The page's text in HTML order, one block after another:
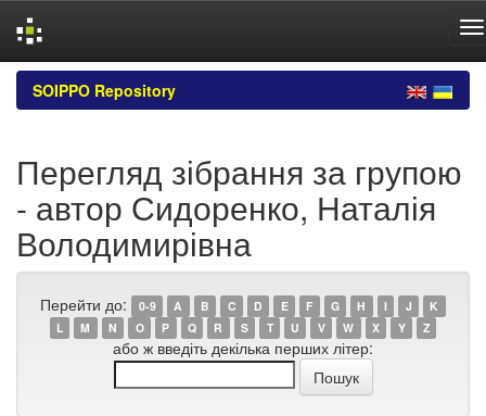
Skip
navigation
SOIPPO Repository
Перегляд зібрання за групою
- автор Сидоренко, Наталія
Володимирівна
Перейти до: 0-9 A B C D E F G H I J
K
L
M N O P Q R S T U V W X Y Z
або ж введіть декілька перших літер: